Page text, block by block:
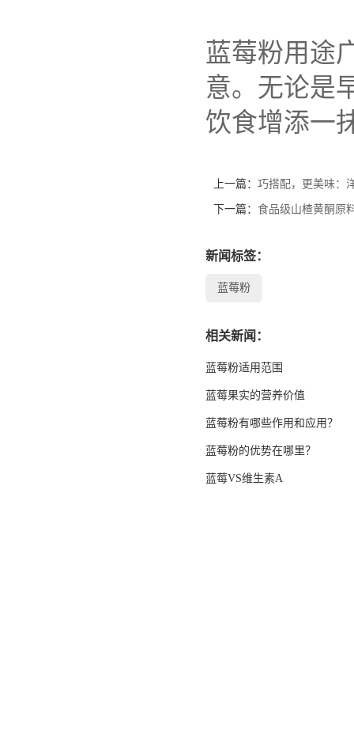
蓝莓粉用途
意。无论是
饮食增添一
上一篇： 巧搭配，更美味：
下一篇： 食品级山楂黄酮原
新闻标签：
蓝莓粉
相关新闻：
蓝莓粉适用范围
蓝莓果实的营养价值
蓝莓粉有哪些作用和应用？
蓝莓粉的优势在哪里？
蓝莓VS维生素A